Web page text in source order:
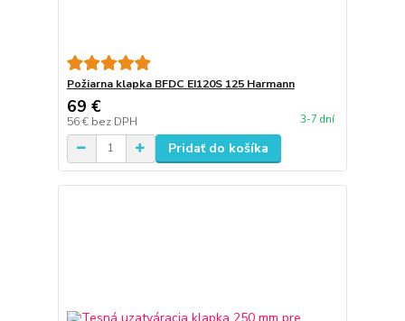
Požiarna klapka BFDC EI120S 125 Harmann
69 €
56 € bez DPH 3-7 dní
Pridať do košíka